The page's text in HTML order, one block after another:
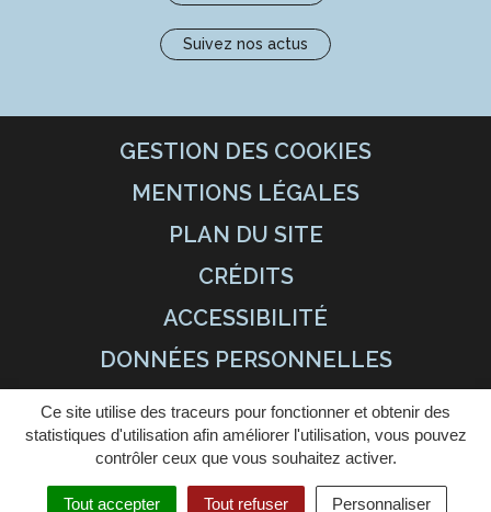
Ce site utilise des traceurs pour fonctionner et obtenir des
statistiques d'utilisation afin améliorer l'utilisation, vous pouvez
contrôler ceux que vous souhaitez activer.
Tout accepter Tout refuser Personnaliser
Suivez nos actus
GESTION DES COOKIES
MENTIONS LÉGALES
PLAN DU SITE
CRÉDITS
ACCESSIBILITÉ
DONNÉES PERSONNELLES